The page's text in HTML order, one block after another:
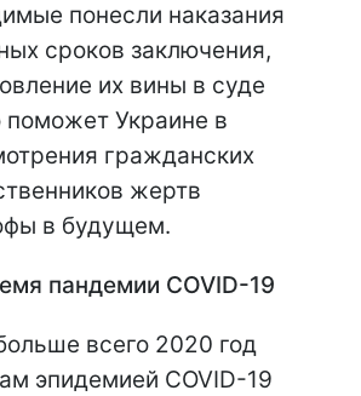
понесли наказания
сроков заключения,
их вины в суде
поможет Украине в
гражданских
жертв
в будущем.
пандемии COVID-19
всего 2020 год
эпидемией COVID-19